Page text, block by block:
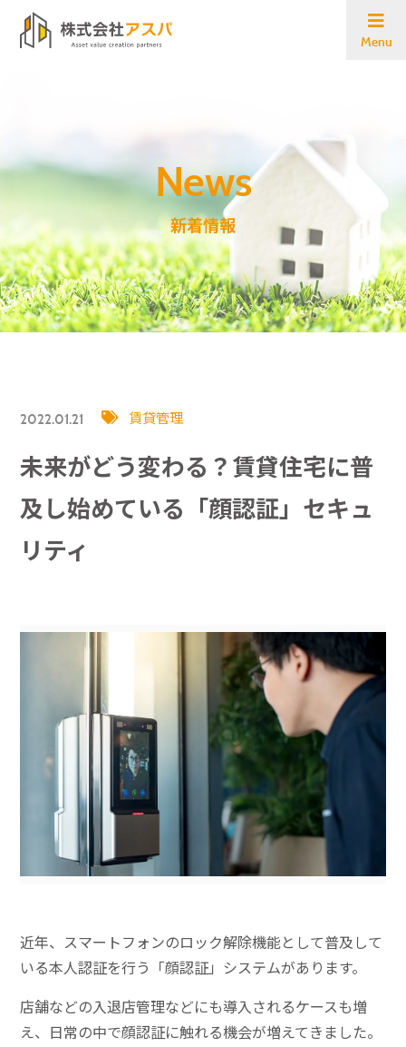
Menu
新着情報
2022.01.21 賃貸管理
未来がどう変わる？賃貸住宅に普
及し始めている「顔認証」セキュ
リティ
近年、スマートフォンのロック解除機能として普及して
いる本人認証を行う「顔認証」システムがあります。
店舗などの入退店管理などにも導入されるケースも増
え、日常の中で顔認証に触れる機会が増えてきました。